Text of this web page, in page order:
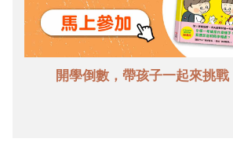
開學倒數，帶孩子一起來挑戰